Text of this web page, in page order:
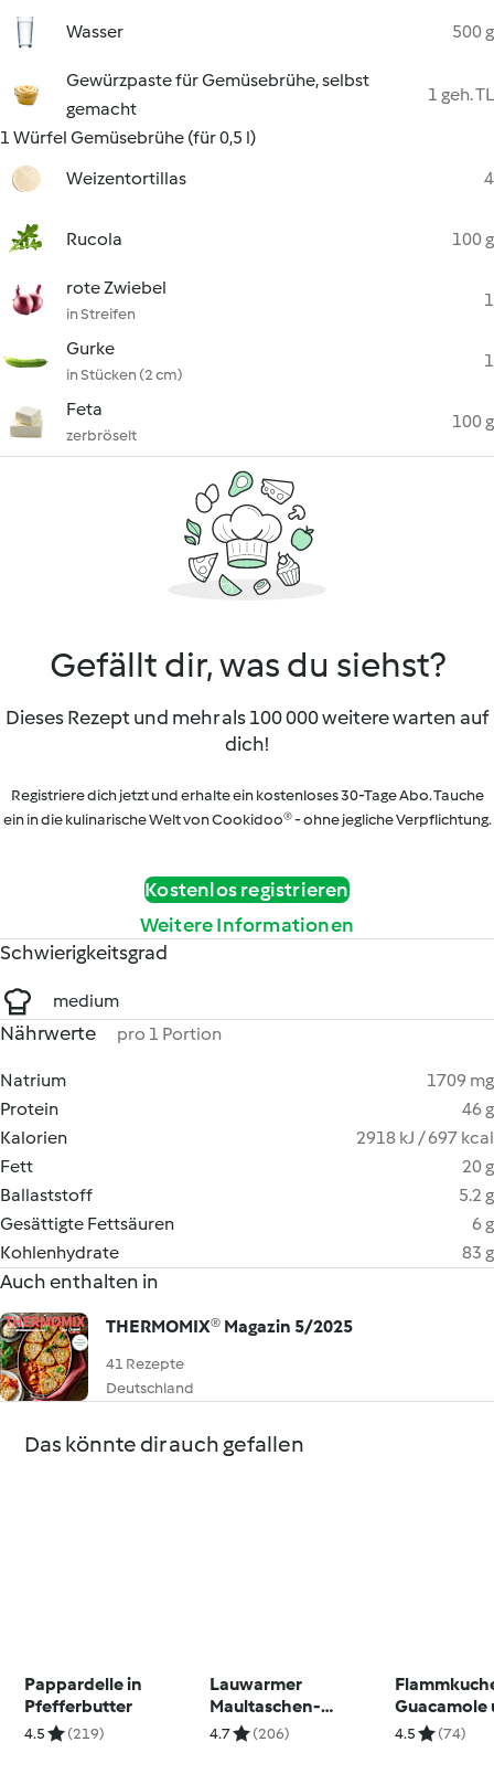
Wasser 500 g
Gewürzpaste für Gemüsebrühe, selbst
gemacht
1 geh. TL
1 Würfel Gemüsebrühe (für 0,5 l)
Weizentortillas
4
Rucola 100 g
rote Zwiebel
in Streifen
1
Gurke
in Stücken (2 cm)
1
Feta
zerbröselt
100 g
Gefällt dir, was du siehst?
Dieses Rezept und mehr als 100 000 weitere warten auf
dich!
Registriere dich jetzt und erhalte ein kostenloses 30-Tage Abo. Tauche
ein in die kulinarische Welt von Cookidoo® - ohne jegliche Verpflichtung.
Kostenlos registrieren
Weitere Informationen
Schwierigkeitsgrad
medium
Nährwerte pro 1 Portion
Natrium
1709 mg
Protein
46 g
Kalorien
2918 kJ / 697 kcal
Fett
20 g
Ballaststoff
5.2 g
Gesättigte Fettsäuren
6 g
Kohlenhydrate
83 g
Auch enthalten in
THERMOMIX® Magazin 5/2025
41 Rezepte
Deutschland
Das könnte dir auch gefallen
Pappardelle in
Pfefferbutter
4.5 (219)
Lauwarmer
Maultaschen-
Feldsalat
4.7 (206)
Guacamole
4.5 (74)